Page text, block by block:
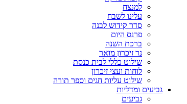
למנצח
עלינו לשבח
סדר קידוש לבנה
פרנס היום
ברכת השנה
נר זיכרון מואר
שילוט כללי לבית כנסת
לוחות ועצי זיכרון
שילוט עליות חגים וספר תורה
גביעים ומדליות
גביעים